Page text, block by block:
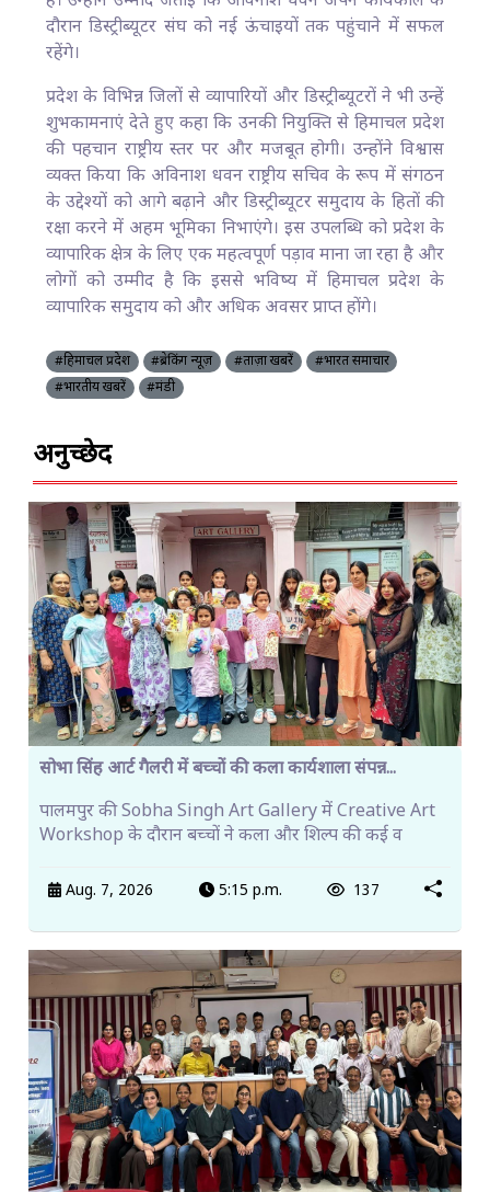
दौरान डिस्ट्रीब्यूटर संघ को नई ऊंचाइयों तक पहुंचाने में सफल
रहेंगे।
प्रदेश के विभिन्न जिलों से व्यापारियों और डिस्ट्रीब्यूटरों ने भी उन्हें
शुभकामनाएं देते हुए कहा कि उनकी नियुक्ति से हिमाचल प्रदेश
की पहचान राष्ट्रीय स्तर पर और मजबूत होगी। उन्होंने विश्वास
व्यक्त किया कि अविनाश धवन राष्ट्रीय सचिव के रूप में संगठन
के उद्देश्यों को आगे बढ़ाने और डिस्ट्रीब्यूटर समुदाय के हितों की
रक्षा करने में अहम भूमिका निभाएंगे। इस उपलब्धि को प्रदेश के
व्यापारिक क्षेत्र के लिए एक महत्वपूर्ण पड़ाव माना जा रहा है और
लोगों को उम्मीद है कि इससे भविष्य में हिमाचल प्रदेश के
व्यापारिक समुदाय को और अधिक अवसर प्राप्त होंगे।
#हिमाचल प्रदेश #ब्रेकिंग न्यूज़ #ताज़ा खबरें
#भारत समाचार
#भारतीय खबरें
#मंडी
अनुच्छेद
सोभा सिंह आर्ट गैलरी में बच्चों की कला कार्यशाला संपन्न...
पालमपुर की Sobha Singh Art Gallery में Creative Art
Workshop के दौरान बच्चों ने कला और शिल्प की कई व
Aug. 7, 2026 5:15 p.m. 137